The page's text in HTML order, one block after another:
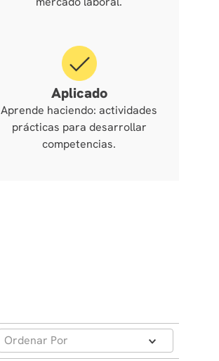
Aplicado
Aprende haciendo: actividades
prácticas para desarrollar
competencias.
Ordenar Por